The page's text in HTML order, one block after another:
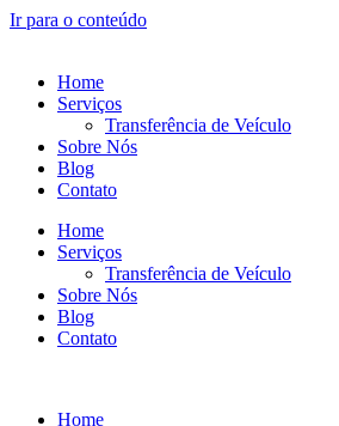
Ir para o conteúdo
Home
Serviços
Transferência de Veículo
Sobre Nós
Blog
Contato
Home
Serviços
Transferência de Veículo
Sobre Nós
Blog
Contato
Home